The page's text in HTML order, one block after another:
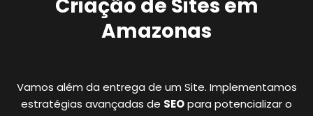
Criação de Sites em
Amazonas
Vamos além da entrega de um Site. Implementamos
estratégias avançadas de SEOpara potencializar o